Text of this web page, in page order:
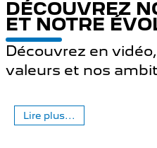
DÉCOUVREZ
ET NOTRE
Découvrez en
valeurs et nos
Lire plus...